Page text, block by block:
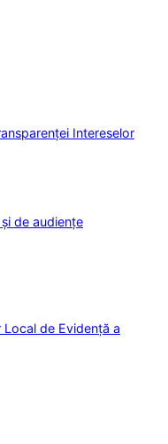
Intereselor
de audiențe
Local de Evidență a